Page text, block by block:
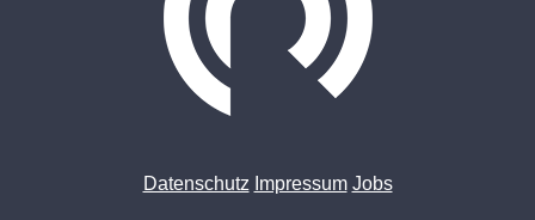
Datenschutz Impressum Jobs